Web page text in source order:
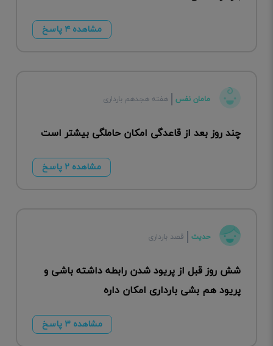
مشاهده ۴ پاسخ
مامان نفس هفته هجدهم بارداری
چند روز بعد از قاعدگی امکان حاملگی بیشتر است
مشاهده ۲ پاسخ
حدیث قصد بارداری
شش روز قبل از پریود شدن رابطه داشته باشی و
پریود هم بشی بارداری امکان داره
مشاهده ۳ پاسخ